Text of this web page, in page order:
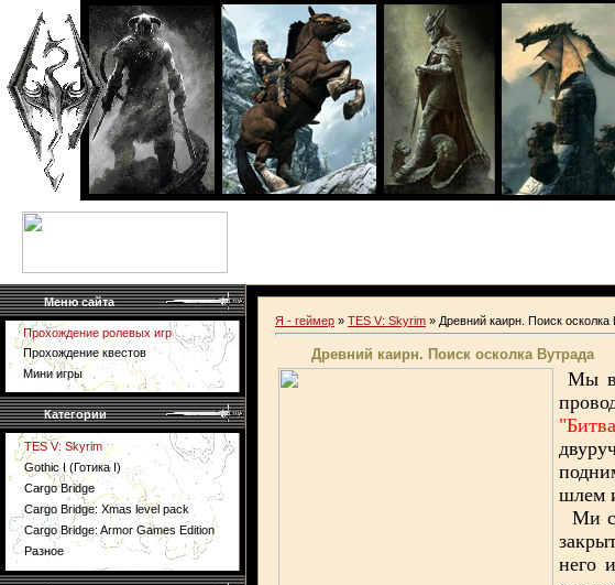
Меню сайта
Прохождение ролевых игр
Прохождение квестов
Мини игры
Категории
TES V: Skyrim
Gothic I (Готика I)
Cargo Bridge
Cargo Bridge: Xmas level pack
Cargo Bridge: Armor Games Edition
Разное
Я - геймер » TES V: Skyrim » Древний каирн. Поиск осколка
Древний каирн. Поиск осколка Вутрада
Мы
шлем
Ми
него